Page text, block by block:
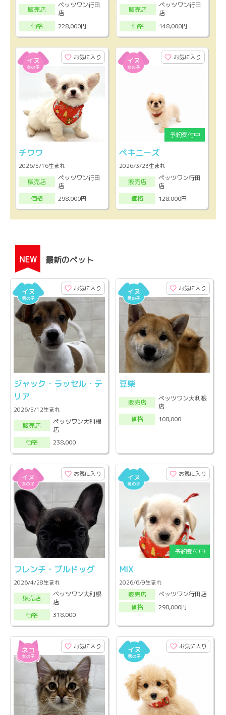
販売店
ペッツワン行田
店
価格
228,000円
販売店
ペッツワン行田
店
価格
148,000円
お気に入り
チワワ
2026/5/16生まれ
販売店
ペッツワン行田
店
価格
298,000円
お気に入り
ペキニーズ
2026/3/23生まれ
販売店
ペッツワン行田
店
価格
128,000円
NEW 最新のペット
お気に入り
ジャック・ラッセル・テ
リア
2026/5/12生まれ
販売店
ペッツワン大利根
店
価格
238,000
お気に入り
豆柴
販売店
ペッツワン大利根
店
価格
108,000
お気に入り
フレンチ・ブルドッグ
2026/4/28生まれ
販売店
ペッツワン大利根
店
価格
318,000
お気に入り
MIX
2026/6/9生まれ
販売店
ペッツワン行田店
価格
298,000円
お気に入り お気に入り